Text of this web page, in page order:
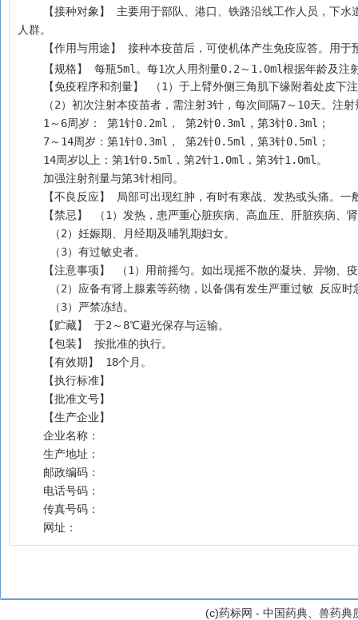
人群。
【作用与用途】 接种本疫苗后，可使机体产生免疫应答。用
【规格】 每瓶5ml。每1次人用剂量0.2～1.0ml根据年龄及
【免疫程序和剂量】 （1）于上臂外侧三角肌下缘附着处皮下
（2）初次注射本疫苗者，需注射3针，每次间隔7～10天。注
    1～6周岁： 第1针0.2ml， 第2针0.3ml，第3针0.3ml；
    7～14周岁：第1针0.3ml， 第2针0.5ml，第3针0.5ml；
    14周岁以上：第1针0.5ml，第2针1.0ml，第3针1.0ml。
    加强注射剂量与第3针相同。
【不良反应】 局部可出现红肿，有时有寒战、发热或头痛。
【禁忌】 （1）发热，患严重心脏疾病、高血压、肝脏疾病、
     （2）妊娠期、月经期及哺乳期妇女。
     （3）有过敏史者。
【注意事项】 （1）用前摇匀。如出现摇不散的凝块、异物
（2）应备有肾上腺素等药物，以备偶有发生严重过敏 反
     （3）严禁冻结。
    【贮藏】 于2～8℃避光保存与运输。
    【包装】 按批准的执行。
    【有效期】 18个月。
    【执行标准】
    【批准文号】
    【生产企业】
    企业名称：
    生产地址：
    邮政编码：
    电话号码：
    传真号码：
    网址：
(c)药标网 - 中国药典、兽药典